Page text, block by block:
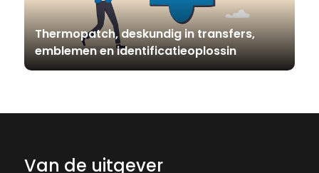
Thermopatch, deskundig in transfers,
emblemen en identificatieoplossin
Van de uitgever